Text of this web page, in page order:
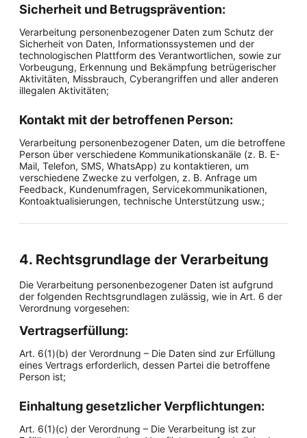
Sicherheit und Betrugsprävention:
Verarbeitung personenbezogener Daten zum Schutz der
Sicherheit von Daten, Informationssystemen und der
technologischen Plattform des Verantwortlichen, sowie zur
Vorbeugung, Erkennung und Bekämpfung betrügerischer
Aktivitäten, Missbrauch, Cyberangriffen und aller anderen
illegalen Aktivitäten;
Kontakt mit der betroffenen Person:
Verarbeitung personenbezogener Daten, um die betroffene
Person über verschiedene Kommunikationskanäle (z. B. E-
Mail, Telefon, SMS, WhatsApp) zu kontaktieren, um
verschiedene Zwecke zu verfolgen, z. B. Anfrage um
Feedback, Kundenumfragen, Servicekommunikationen,
Kontoaktualisierungen, technische Unterstützung usw.;
4. Rechtsgrundlage der Verarbeitung
Die Verarbeitung personenbezogener Daten ist aufgrund
der folgenden Rechtsgrundlagen zulässig, wie in Art. 6 der
Verordnung vorgesehen:
Vertragserfüllung:
Art. 6(1)(b) der Verordnung – Die Daten sind zur Erfüllung
eines Vertrags erforderlich, dessen Partei die betroffene
Person ist;
Einhaltung gesetzlicher Verpflichtungen:
Art. 6(1)(c) der Verordnung – Die Verarbeitung ist zur